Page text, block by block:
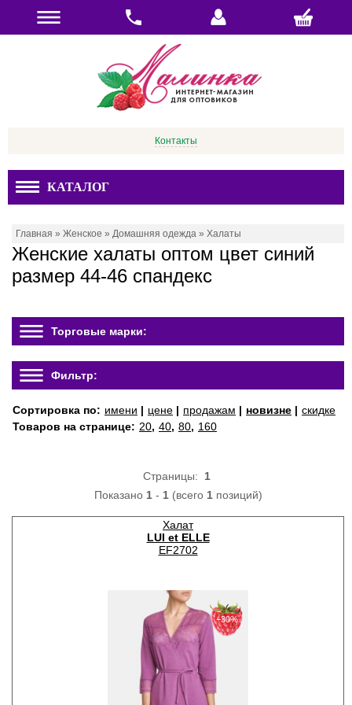
Контакты
КАТАЛОГ
Главная » Женское » Домашняя одежда » Халаты
Женские халаты оптом цвет синий
размер 44-46 спандекс
Торговые марки:
Фильтр:
Сортировка по: имени | цене | продажам | новизне | скидке
Товаров на странице: 20, 40, 80, 160
Страницы: 1
Показано 1- 1(всего 1позиций)
Халат
LUI et ELLE
EF2702
−30%